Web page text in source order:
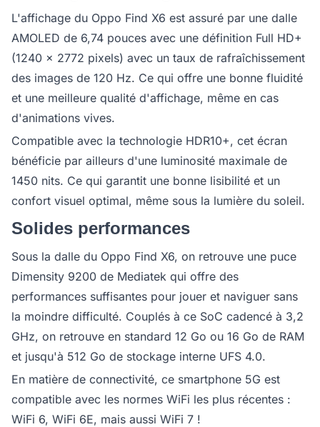
L'affichage du Oppo Find X6 est assuré par une dalle
AMOLED de 6,74 pouces avec une définition Full HD+
(1240 x 2772 pixels) avec un taux de rafraîchissement
des images de 120 Hz. Ce qui offre une bonne fluidité
et une meilleure qualité d'affichage, même en cas
d'animations vives.
Compatible avec la technologie HDR10+, cet écran
bénéficie par ailleurs d'une luminosité maximale de
1450 nits. Ce qui garantit une bonne lisibilité et un
confort visuel optimal, même sous la lumière du soleil.
Solides performances
Sous la dalle du Oppo Find X6, on retrouve une puce
Dimensity 9200 de Mediatek qui offre des
performances suffisantes pour jouer et naviguer sans
la moindre difficulté. Couplés à ce SoC cadencé à 3,2
GHz, on retrouve en standard 12 Go ou 16 Go de RAM
et jusqu'à 512 Go de stockage interne UFS 4.0.
En matière de connectivité, ce smartphone 5G est
compatible avec les normes WiFi les plus récentes :
WiFi 6, WiFi 6E, mais aussi WiFi 7 !